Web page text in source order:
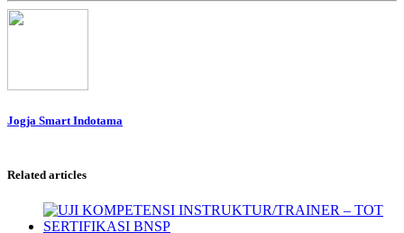
Jogja Smart Indotama
Related articles